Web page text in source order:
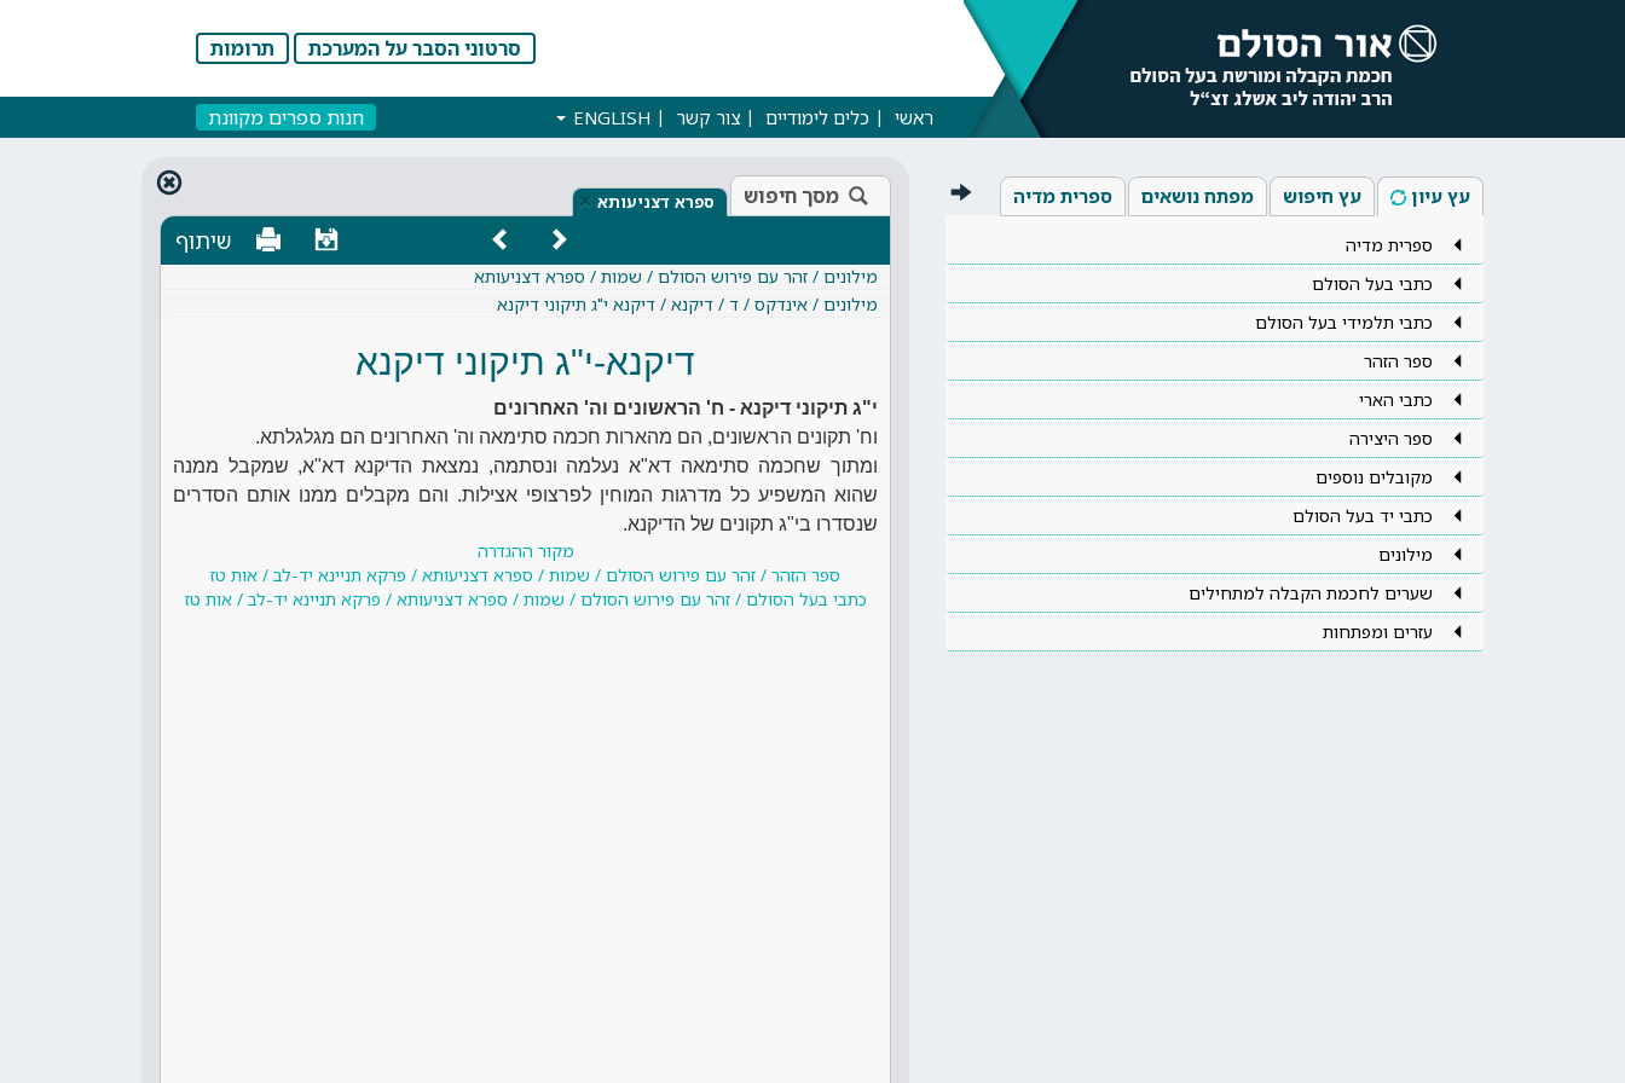
סרטוני הסבר על המערכת תרומות
ראשי כלים לימודיים צור קשר ENGLISH חנות ספרים מקוונת
עץ עיון עץ חיפוש מפתח נושאים ספרית מדיה
ספרית מדיה
כתבי בעל הסולם
כתבי תלמידי בעל הסולם
ספר הזהר
כתבי הארי
ספר היצירה
מקובלים נוספים
כתבי יד בעל הסולם
מילונים
שערים לחכמת הקבלה למתחילים
עזרים ומפתחות
מסך חיפוש ספרא דצניעותא ×
שיתוף
מילונים / זהר עם פירוש הסולם / שמות / ספרא דצניעותא
מילונים / אינדקס / ד / דיקנא / דיקנא י"ג תיקוני דיקנא
דיקנא-י"ג תיקוני דיקנא
י"ג תיקוני דיקנא - ח' הראשונים וה' האחרונים
וח' תקונים הראשונים, הם מהארות חכמה סתימאה וה' האחרונים הם מגלגלתא.
ומתוך שחכמה סתימאה דא"א נעלמה ונסתמה, נמצאת הדיקנא דא"א, שמקבל ממנה
שהוא המשפיע כל מדרגות המוחין לפרצופי אצילות. והם מקבלים ממנו אותם הסדרים
שנסדרו בי"ג תקונים של הדיקנא.
מקור ההגדרה
ספר הזהר / זהר עם פירוש הסולם / שמות / ספרא דצניעותא / פרקא תניינא יד-לב / אות טז
כתבי בעל הסולם / זהר עם פירוש הסולם / שמות / ספרא דצניעותא / פרקא תניינא יד-לב / אות טז